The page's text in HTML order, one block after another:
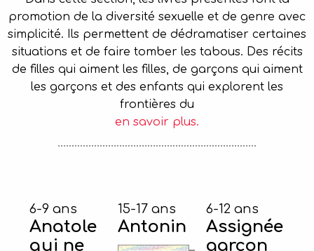
promotion de la diversité sexuelle et de genre avec
simplicité. Ils permettent de dédramatiser certaines
situations et de faire tomber les tabous. Des récits
de filles qui aiment les filles, de garçons qui aiment
les garçons et des enfants qui explorent les
frontières du
en savoir plus.
6-9 ans
Anatole
qui ne
15-17 ans
Antonin
6-12 ans
Assignée
garçon